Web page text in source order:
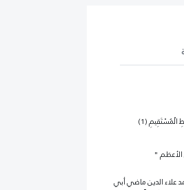
(1)
الأعظم "
علاء الدين ماضي أبي